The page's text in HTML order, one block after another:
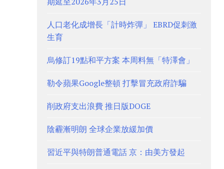
人口老化成增長「計時炸彈」 EBRD促刺激
生育
烏修訂19點和平方案 本周料無「特澤會」
勒令蘋果Google整頓 打擊冒充政府詐騙
削政府支出浪費 推日版DOGE
陰霾漸明朗 全球企業放緩加價
習近平與特朗普通電話 京：由美方發起